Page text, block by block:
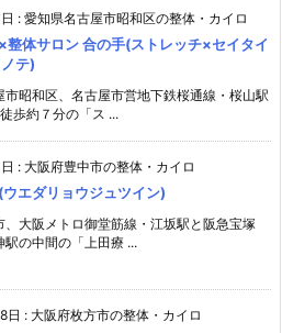
: 愛知県名古屋市昭和区の整体・カイロ
整体サロン 合の手(ストレッチ×セイタイ
テ)
市昭和区、名古屋市営地下鉄桜通線・桜山駅
歩約７分の「ス ...
: 大阪府豊中市の整体・カイロ
ウエダリョウジュツイン)
、大阪メトロ御堂筋線・江坂駅と阪急宝塚
駅の中間の「上田療 ...
日 : 大阪府枚方市の整体・カイロ